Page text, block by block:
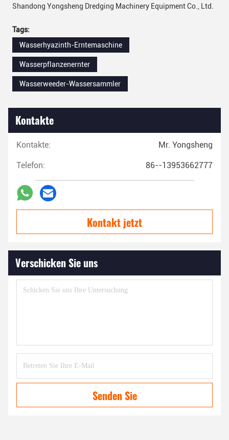
Shandong Yongsheng Dredging Machinery Equipment Co., Ltd.
Tags:
Wasserhyazinth-Erntemaschine
Wasserpflanzenernter
Wasserweeder-Wassersammler
Kontakte
Kontakte: Mr. Yongsheng
Telefon: 86--13953662777
Kontakt jetzt
Verschicken Sie uns
Senden Sie